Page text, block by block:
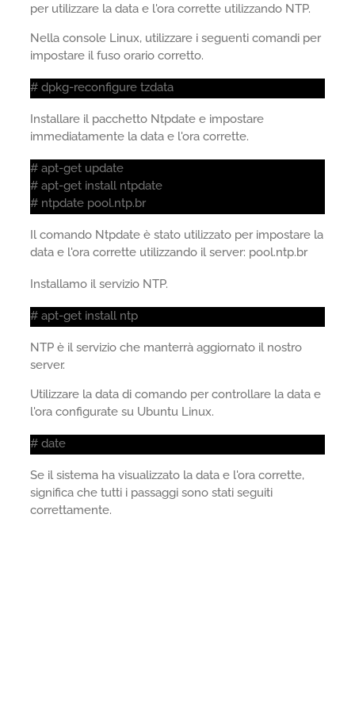
per utilizzare la data e l'ora corrette utilizzando NTP.
Nella console Linux, utilizzare i seguenti comandi per
impostare il fuso orario corretto.
# dpkg-reconfigure tzdata
Installare il pacchetto Ntpdate e impostare
immediatamente la data e l'ora corrette.
# apt-get update
# apt-get install ntpdate
# ntpdate pool.ntp.br
Il comando Ntpdate è stato utilizzato per impostare la
data e l'ora corrette utilizzando il server: pool.ntp.br
Installamo il servizio NTP.
# apt-get install ntp
NTP è il servizio che manterrà aggiornato il nostro
server.
Utilizzare la data di comando per controllare la data e
l'ora configurate su Ubuntu Linux.
# date
Se il sistema ha visualizzato la data e l'ora corrette,
significa che tutti i passaggi sono stati seguiti
correttamente.